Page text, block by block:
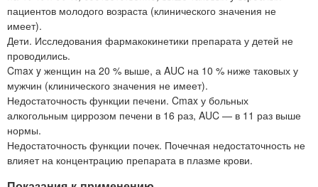
пациентов молодого возраста (клинического значения не
имеет).
Дети. Исследования фармакокинетики препарата у детей не
проводились.
Cmax y женщин на 20 % выше, а AUC на 10 % ниже таковых у
мужчин (клинического значения не имеет).
Недостаточность функции печени. Cmax у больных
алкогольным циррозом печени в 16 раз, AUC — в 11 раз выше
нормы.
Недостаточность функции почек. Почечная недостаточность не
влияет на концентрацию препарата в плазме крови.